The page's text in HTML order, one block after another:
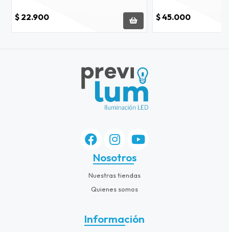
$ 22.900 $ 45.000
Nosotros
Nuestras tiendas
Quienes somos
Información